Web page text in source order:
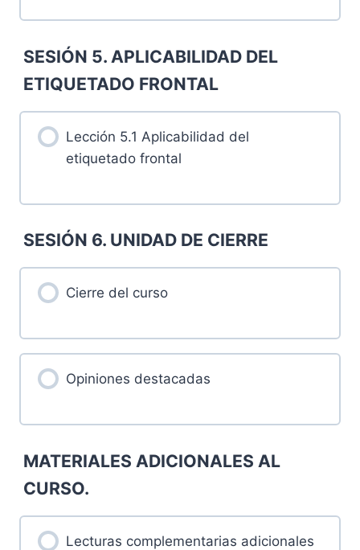
SESIÓN 5. APLICABILIDAD DEL
ETIQUETADO FRONTAL
Lección 5.1 Aplicabilidad del
etiquetado frontal
SESIÓN 6. UNIDAD DE CIERRE
Cierre del curso
Opiniones destacadas
MATERIALES ADICIONALES AL
CURSO.
Lecturas complementarias adicionales